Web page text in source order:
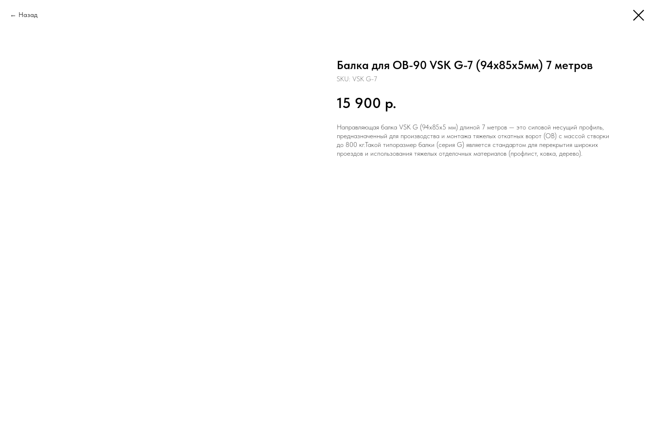
Назад
Балка для ОВ-90 VSK G-7 (94х85х5мм) 7 метров
SKU: VSK G-7
15 900 р.
Направляющая балка VSK G (94х85х5 мм) длиной 7 метров — это силовой несущий профиль,
предназначенный для производства и монтажа тяжелых откатных ворот (ОВ) с массой створки
до 800 кг.Такой типоразмер балки (серия G) является стандартом для перекрытия широких
проездов и использования тяжелых отделочных материалов (профлист, ковка, дерево).